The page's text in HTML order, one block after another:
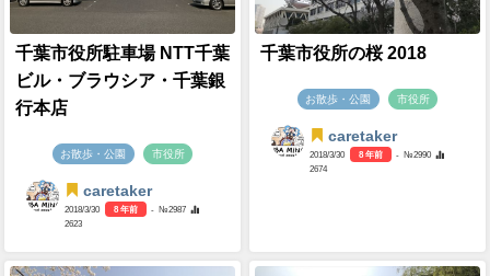
千葉市役所駐車場 NTT千葉
ビル・ブラウシア・千葉銀
行本店
お散歩・公園 市役所
caretaker
2018/3/30 8 年前
- №2987
2623
千葉市役所の桜 2018
お散歩・公園 市役所
caretaker
2018/3/30 8 年前
- №2990
2674